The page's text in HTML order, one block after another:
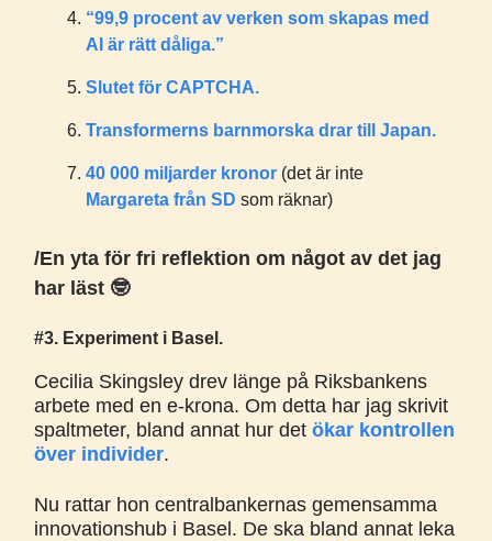
“99,9 procent av verken som skapas med
AI är rätt dåliga.”
Slutet för CAPTCHA.
Transformerns barnmorska drar till Japan.
40 000 miljarder kronor (det är inte
Margareta från SD som räknar)
/En yta för fri reflektion om något av det jag
har läst 🤓
#3. Experiment i Basel.
Cecilia Skingsley drev länge på Riksbankens
arbete med en e-krona. Om detta har jag skrivit
spaltmeter, bland annat hur det ökar kontrollen
över individer.
Nu rattar hon centralbankernas gemensamma
innovationshub i Basel. De ska bland annat leka